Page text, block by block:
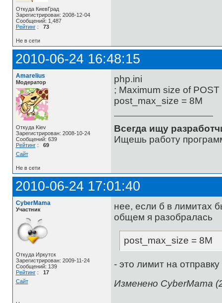
Откуда КиевГрад
Зарегистрирован: 2008-12-04
Сообщений: 1,487
Рейтинг: 73
Не в сети
2010-06-24 16:48:15
Amarelius
Модератор
Откуда Kiev
Зарегистрирован: 2008-10-24
Сообщений: 639
Рейтинг: 69
Сайт
php.ini
; Maximum size of
post_max_size = 8M
Всегда ищу
Ищешь работу
Не в сети
2010-06-24 17:01:40
CyberMama
Участник
Откуда Иркутск
Зарегистрирован: 2009-11-24
Сообщений: 139
Рейтинг: 17
Сайт
нее, если б в лимитах
общем я разобралась
post_max_size = 8M
- это лимит на
Изменено CyberMama